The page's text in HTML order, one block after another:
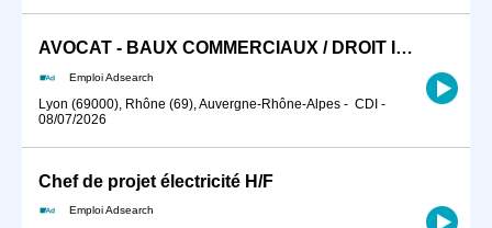
AVOCAT - BAUX COMMERCIAUX / DROIT IMMOBILIER (H/F)
Emploi Adsearch
Lyon (69000), Rhône (69), Auvergne-Rhône-Alpes - CDI -
08/07/2026
Chef de projet électricité H/F
Emploi Adsearch